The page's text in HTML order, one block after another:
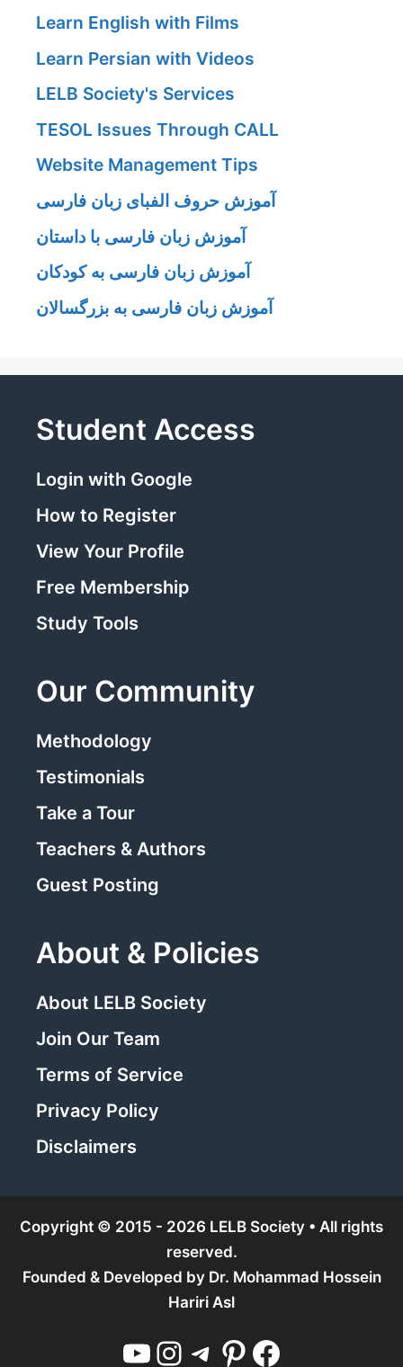
Learn English with Films
Learn Persian with Videos
LELB Society's Services
TESOL Issues Through CALL
Website Management Tips
آموزش حروف الفبای زبان فارسی
آموزش زبان فارسی با داستان
آموزش زبان فارسی به کودکان
آموزش زبان فارسی به بزرگسالان
Student Access
Login with Google
How to Register
View Your Profile
Free Membership
Study Tools
Our Community
Methodology
Testimonials
Take a Tour
Teachers & Authors
Guest Posting
About & Policies
About LELB Society
Join Our Team
Terms of Service
Privacy Policy
Disclaimers
Copyright © 2015 - 2026 LELB Society • All rights
reserved.
Founded & Developed by Dr. Mohammad Hossein
Hariri Asl
YouTube Instagram Telegram Pinterest Facebook